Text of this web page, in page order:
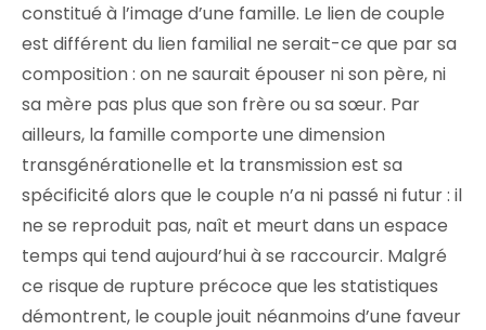
constitué à l’image d’une famille. Le lien de couple
est différent du lien familial ne serait-ce que par sa
composition : on ne saurait épouser ni son père, ni
sa mère pas plus que son frère ou sa sœur. Par
ailleurs, la famille comporte une dimension
transgénérationelle et la transmission est sa
spécificité alors que le couple n’a ni passé ni futur : il
ne se reproduit pas, naît et meurt dans un espace
temps qui tend aujourd’hui à se raccourcir. Malgré
ce risque de rupture précoce que les statistiques
démontrent, le couple jouit néanmoins d’une faveur